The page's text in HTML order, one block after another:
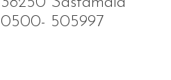
0500- 505997